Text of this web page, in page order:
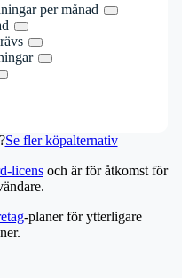
per månad
Se fler köpalternativ
licensoch är för åtkomst för
-planer för ytterligare